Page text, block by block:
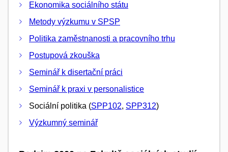
Ekonomika sociálního státu
Metody výzkumu v SPSP
Politika zaměstnanosti a pracovního trhu
Postupová zkouška
Seminář k disertační práci
Seminář k praxi v personalistice
Sociální politika (SPP102, SPP312)
Výzkumný seminář